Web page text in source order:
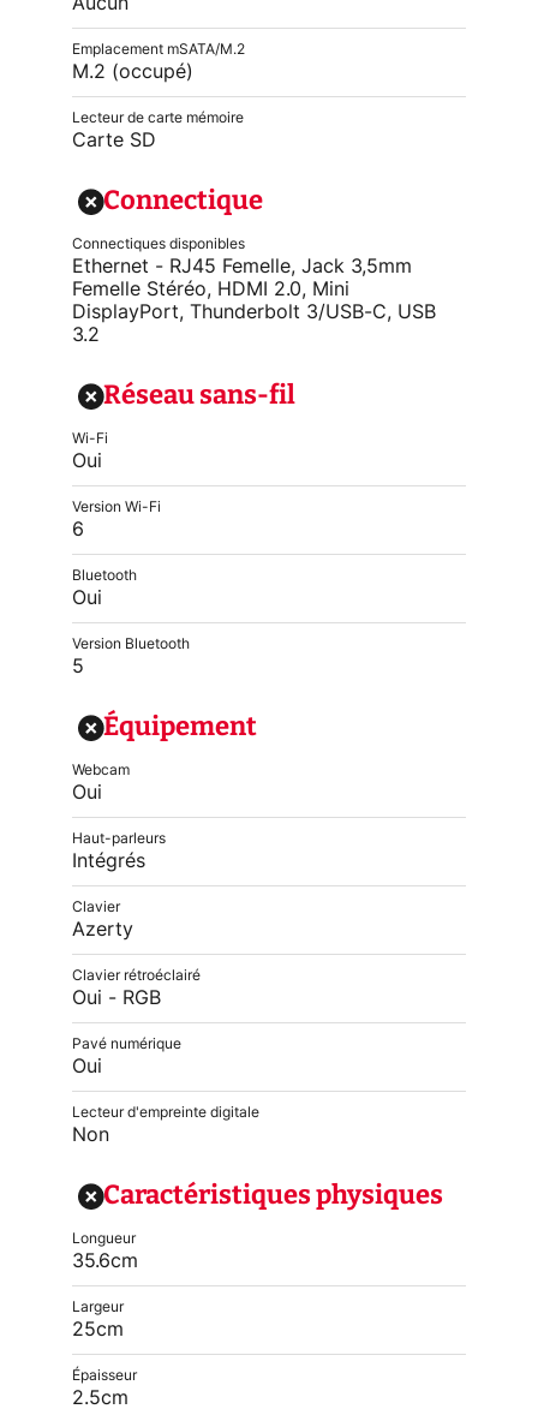
Emplacement mSATA/M.2
M.2 (occupé)
Lecteur de carte mémoire
Carte SD
Connectique
Connectiques disponibles
Ethernet - RJ45 Femelle, Jack 3,5mm
Femelle Stéréo, HDMI 2.0, Mini
DisplayPort, Thunderbolt 3/USB-C, USB
3.2
Réseau sans-fil
Wi-Fi
Oui
Version Wi-Fi
6
Bluetooth
Oui
Version Bluetooth
5
Équipement
Webcam
Oui
Haut-parleurs
Intégrés
Clavier
Azerty
Clavier rétroéclairé
Oui - RGB
Pavé numérique
Oui
Lecteur d'empreinte digitale
Non
Caractéristiques physiques
Longueur
35.6cm
Largeur
25cm
Épaisseur
2.5cm